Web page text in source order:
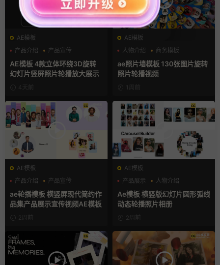
AE模板
产品介绍
产品宣传
产品展示
AE模板 4款立体环绕3D旋转
幻灯片竖屏照片轮播放大展示
4天前
AE模板
人物介绍
商务模板
幻灯片
ae照片墙模板 130张图片旋转
照片轮播视频
1周前
AE模板
产品介绍
产品宣传
产品展示
ae轮播模板 横竖屏现代简约作
品集产品展示宣传视频AE模板
2周前
AE模板
产品展示
人物介绍
团队介绍
Ae模板 横竖版幻灯片圆形弧线
动态轮播照片相册
2周前